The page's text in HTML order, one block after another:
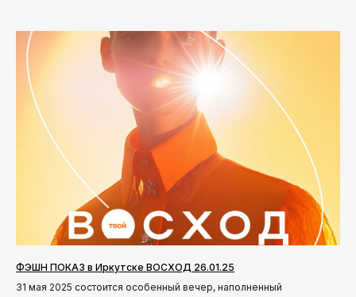
ФЭШН ПОКАЗ в Иркутске ВОСХОД 26.01.25
31 мая 2025 состоится особенный вечер, наполненный